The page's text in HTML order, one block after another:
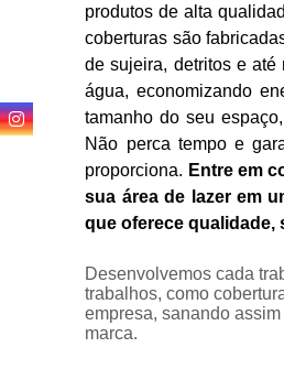
produtos de alta
coberturas são
de sujeira, detritos e até
água, economizando
tamanho do seu
Não perca tempo e
proporciona. Entre em
sua área de lazer em
que oferece qualidade,
Desenvolvemos cada
trabalhos, como
empresa, sanando
marca.